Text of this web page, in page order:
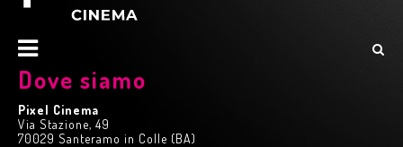
Dove siamo
Pixel Cinema
Via Stazione, 49
70029 Santeramo in Colle (BA)